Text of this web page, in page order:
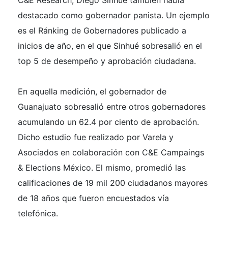
destacado como gobernador panista. Un ejemplo
es el Ránking de Gobernadores publicado a
inicios de año, en el que Sinhué sobresalió en el
top 5 de desempeño y aprobación ciudadana.
En aquella medición, el gobernador de
Guanajuato sobresalió entre otros gobernadores
acumulando un 62.4 por ciento de aprobación.
Dicho estudio fue realizado por Varela y
Asociados en colaboración con C&E Campaings
& Elections México. El mismo, promedió las
calificaciones de 19 mil 200 ciudadanos mayores
de 18 años que fueron encuestados vía
telefónica.